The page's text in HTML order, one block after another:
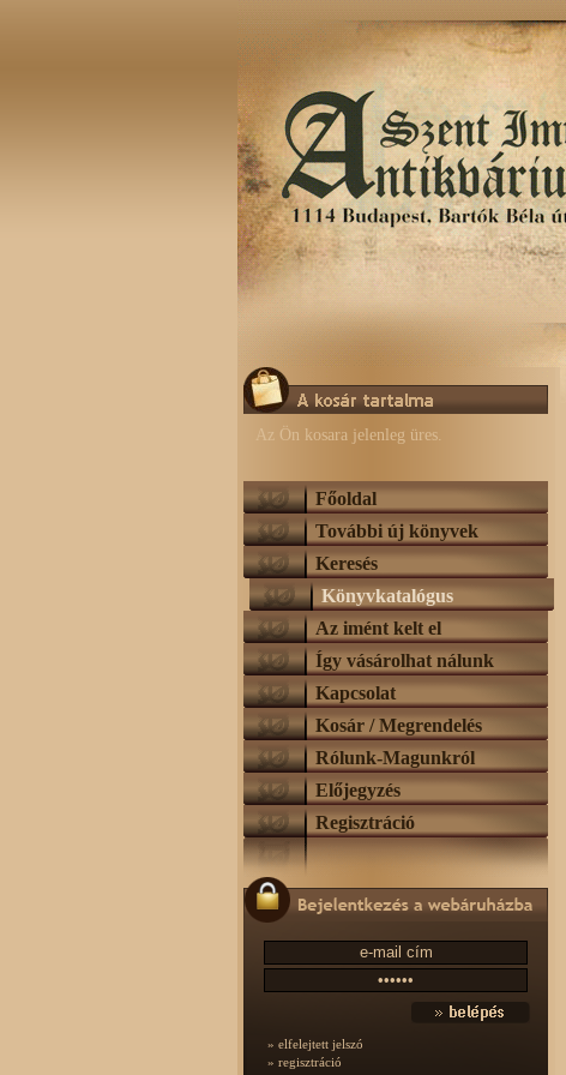
Az Ön kosara jelenleg üres.
Főoldal
További új könyvek
Keresés
Könyvkatalógus
Az imént kelt el
Így vásárolhat nálunk
Kapcsolat
Kosár / Megrendelés
Rólunk-Magunkról
Előjegyzés
Regisztráció
» elfelejtett jelszó
» regisztráció